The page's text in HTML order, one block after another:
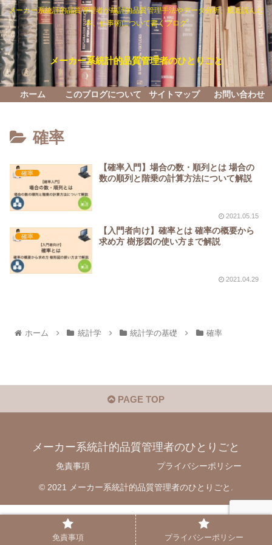
メーカー系統計的品質管理者が統計的品質管理手法やデータ分析、最近読んだ
本、仕事術について書くブログ
メーカー系統計的品質管理者のひとりごと
ホーム このブログについて サイトマップ お問い合わせ
確率
確率
【確率入門】場合の数・順列とは 場合の
数の順列と階乗の計算方法について解説
2021.05.15
確率
【入門者向け】確率とは 確率の概要から
求め方 樹形図の使い方まで解説
2021.04.29
ホーム 統計学 統計学の基礎 確率
PAGE TOP
メーカー系統計的品質管理者のひとりごと
免責事項 プライバシーポリシー
© 2021 メーカー系統計的品質管理者のひとりごと.
免責事項 プライバシーポリシー